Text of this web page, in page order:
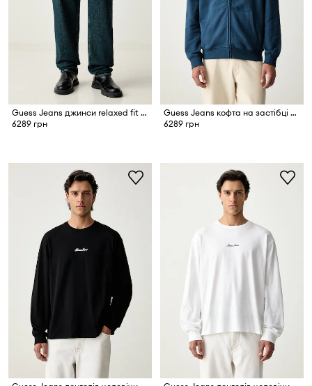
Guess Jeans джинси relaxed fit чоловічі
6289 грн
Guess Jeans кофта на застібці з капюшоном чоловіча бавовняна
6289 грн